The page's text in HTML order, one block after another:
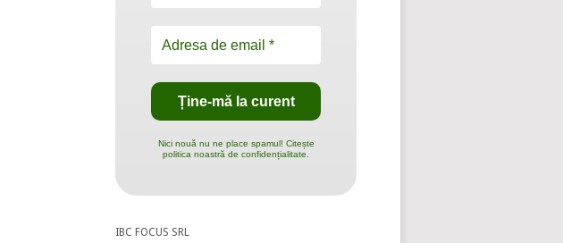
Nici nouă nu ne place spamul! Citește
politica noastră de confidențialitate.
IBC FOCUS SRL